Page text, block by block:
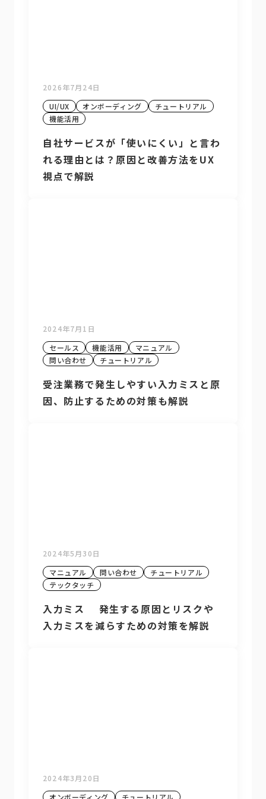
2026年7月24日
UI/UX
オンボーディング
チュートリアル
機能活用
自社サービスが「使いにくい」と言わ
れる理由とは？原因と改善方法をUX
視点で解説
2024年7月1日
セールス
機能活用
マニュアル
問い合わせ
チュートリアル
受注業務で発生しやすい入力ミスと原
因、防止するための対策も解説
2024年5月30日
マニュアル
問い合わせ
チュートリアル
テックタッチ
入力ミス 発生する原因とリスクや
入力ミスを減らすための対策を解説
2024年3月20日
オンボーディング
チュートリアル